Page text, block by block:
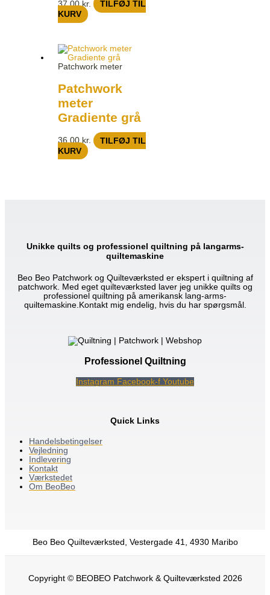
37,00kr.
TILFØJ TIL
KURV
Patchwork meter
Patchwork
meter
Gradiente grå
36,00kr.
TILFØJ TIL
KURV
Unikke quilts og professionel quiltning på langarms-
quiltemaskine
Beo Beo Patchwork og Quilteværksted er ekspert i quiltning af
patchwork. Med eget quilteværksted laver jeg unikke quilts og
professionel quiltning på amerikansk lang-arms-
quiltemaskine.Kontakt mig endelig, hvis du har spørgsmål.
Professionel Quiltning
Instagram Facebook-f Youtube
Quick Links
Handelsbetingelser
Vejledning
Indlevering
Kontakt
Værkstedet
Om BeoBeo
Beo Beo Quilteværksted, Vestergade 41, 4930 Maribo
Copyright © BEOBEO Patchwork & Quilteværksted 2026